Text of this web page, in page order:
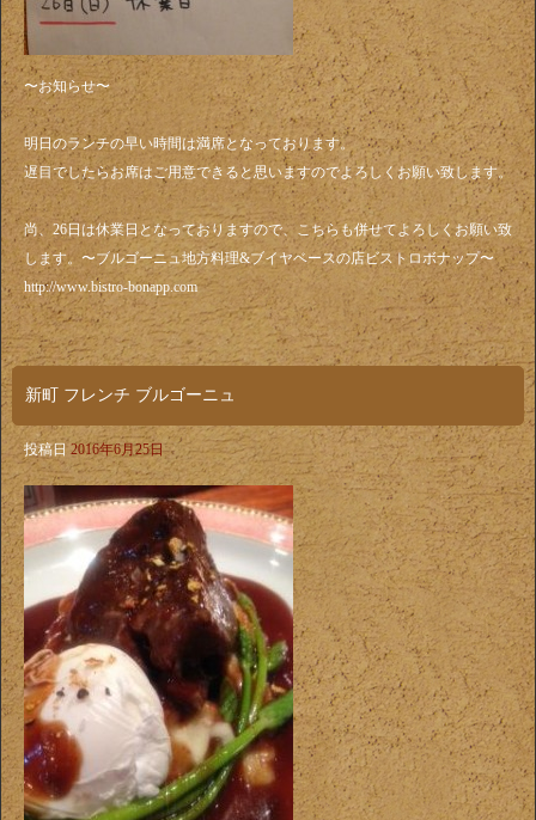
〜お知らせ〜
明日のランチの早い時間は満席となっております。
遅目でしたらお席はご用意できると思いますのでよろしくお願い致します。
尚、26日は休業日となっておりますので、こちらも併せてよろしくお願い致
します。〜ブルゴーニュ地方料理&ブイヤベースの店ビストロボナップ〜
http://www.bistro-bonapp.com
新町 フレンチ ブルゴーニュ
投稿日 2016年6月25日